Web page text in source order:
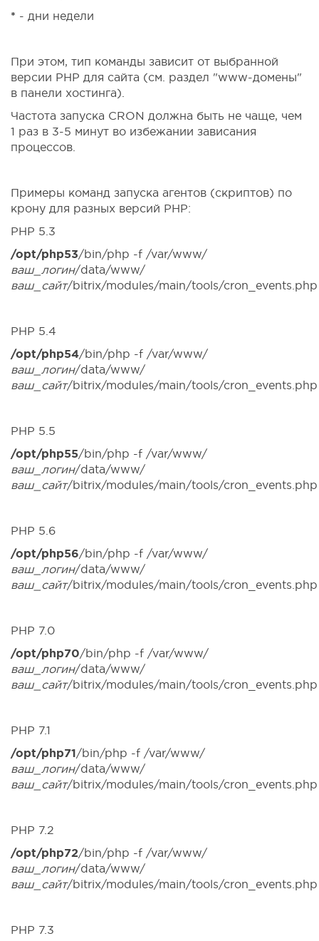
* - дни недели
При этом, тип команды зависит от выбранной
версии PHP для сайта (см. раздел "www-домены"
в панели хостинга).
Частота запуска CRON должна быть не чаще, чем
1 раз в 3-5 минут во избежании зависания
процессов.
Примеры команд запуска агентов (скриптов) по
крону для разных версий PHP:
PHP 5.3
/opt/php53/bin/php -f /var/www/
ваш_логин/data/www/
ваш_сайт/bitrix/modules/main/tools/cron_events.php
PHP 5.4
/opt/php54/bin/php -f /var/www/
ваш_логин/data/www/
ваш_сайт/bitrix/modules/main/tools/cron_events.php
PHP 5.5
/opt/php55/bin/php -f /var/www/
ваш_логин/data/www/
ваш_сайт/bitrix/modules/main/tools/cron_events.php
PHP 5.6
/opt/php56/bin/php -f /var/www/
ваш_логин/data/www/
ваш_сайт/bitrix/modules/main/tools/cron_events.php
PHP 7.0
/opt/php70/bin/php -f /var/www/
ваш_логин/data/www/
ваш_сайт/bitrix/modules/main/tools/cron_events.php
PHP 7.1
/opt/php71/bin/php -f /var/www/
ваш_логин/data/www/
ваш_сайт/bitrix/modules/main/tools/cron_events.php
PHP 7.2
/opt/php72/bin/php -f /var/www/
ваш_логин/data/www/
ваш_сайт/bitrix/modules/main/tools/cron_events.php
PHP 7.3